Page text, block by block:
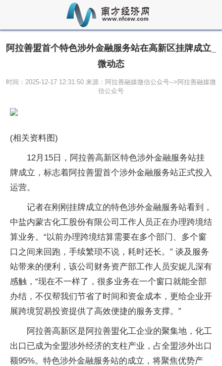
阿拉善盟首个特色涉外金融服务站在高新区挂牌成立_
微动态
时间：2025-12-17 12:31:50 来源：阿拉善融媒微信公众号-->阿拉善融媒微
信公众号
(相关资料图)
12月15日，阿拉善高新区特色涉外金融服务站挂
牌成立，标志着阿拉善盟首个涉外金融服务站正式投入
运营。
记者在刚刚挂牌成立的特色涉外金融服务站看到，
中盐内蒙古化工股份有限公司工作人员正在办理跨境结
算业务。“以前办理跨境结算需要在多个部门、多个窗
口之间来回跑，手续繁琐不说，耗时还长。” 谈及服务
站带来的便利，该公司财务资产部工作人员安妮儿深有
感触，“现在不一样了，很多业务在一个窗口就能全部
办结，不仅帮我们节省了时间和资金成本，更给企业开
展跨境贸易投资提供了高效便捷的服务支撑。”
阿拉善高新区是阿拉善盟化工企业的聚集地，化工
出口已成为全盟涉外经济的支柱产业，占全盟涉外出口
额95%。特色涉外金融服务站的成立，将聚焦优势产